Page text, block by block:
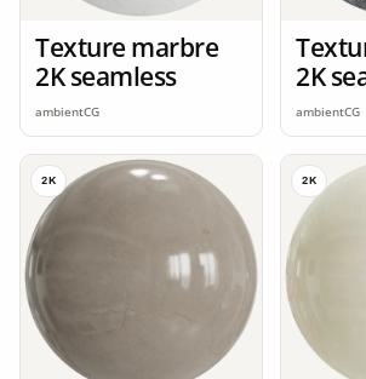
Texture marbre
2K seamless
ambientCG
2K
ambientCG
2K 2K